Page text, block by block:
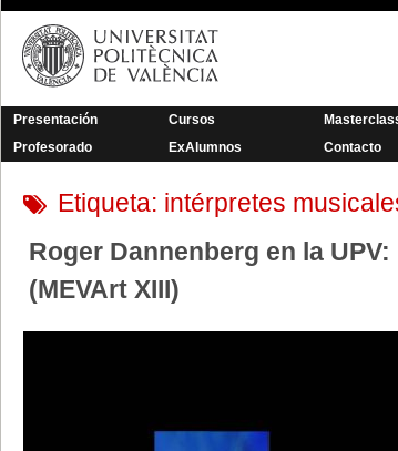
Saltar
contenido
Presentación Cursos
Profesorado
ExAlumnos Contacto
Etiqueta: intérpretes
Roger Dannenberg en la
(MEVArt XIII)